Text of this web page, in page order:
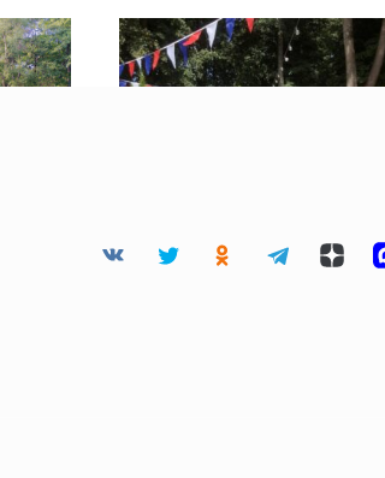
Починок отмечает 100-
летие в статусе города